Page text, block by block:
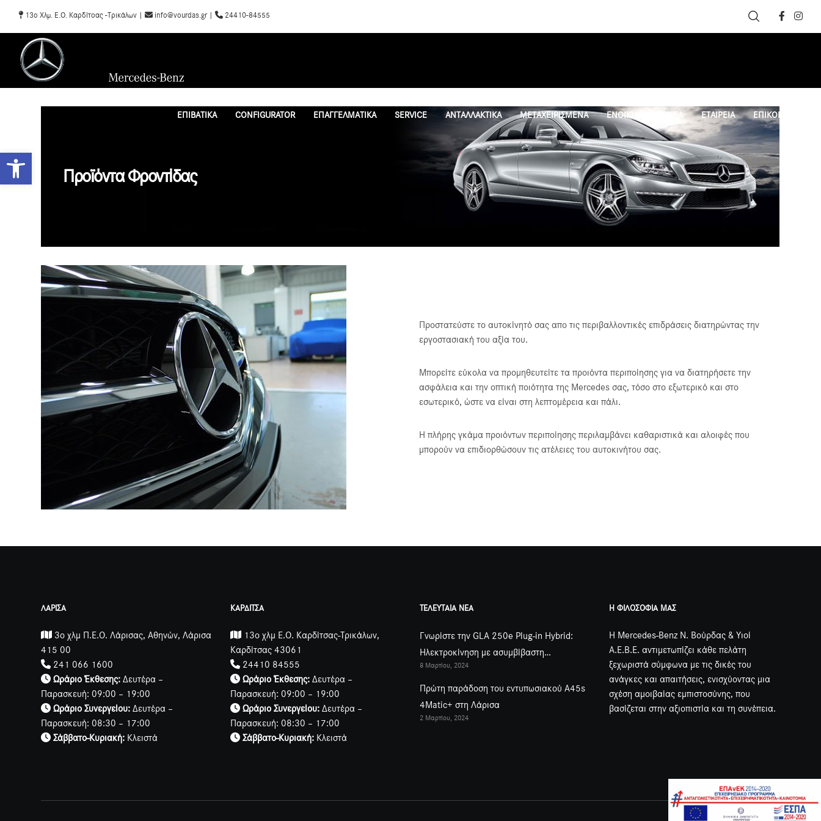
Ανοίξτε τη γραμμή εργαλείων
13o Χλμ. Ε.Ο. Καρδίτσας -Τρικάλων | info@vourdas.gr | 24410-84555
ΕΠΙΒΑΤΙΚΑ CONFIGURATOR ΕΠΑΓΓΕΛΜΑΤΙΚΑ SERVICE ΑΝΤΑΛΛΑΚΤΙΚΑ ΜΕΤΑΧΕΙΡΙΣΜΕΝΑ ΕΝΟΙΚΙΑΣΗ ΝΕΑ ΕΤΑΙΡΕΙΑ ΕΠΙΚΟΙΝΩΝΙΑ
Προϊόντα Φροντίδας
Προστατεύστε τo αυτοκίνητό σας απο τις περιβαλλοντικές επιδράσεις διατηρώντας την
εργοστασιακή του αξία του.
Μπορείτε εύκολα να προμηθευτείτε τα προιόντα περιποίησης για να διατηρήσετε την
ασφάλεια και την οπτική ποιότητα της Mercedes σας, τόσο στο εξωτερικό και στο
εσωτερικό, ώστε να είναι στη λεπτομέρεια και πάλι.
Η πλήρης γκάμα προιόντων περιποίησης περιλαμβάνει καθαριστικά και αλοιφές που
μπορούν να επιδιορθώσουν τις ατέλειες του αυτοκινήτου σας.
ΛΑΡΙΣΑ
3ο χλμ Π.Ε.Ο. Λάρισας, Αθηνών, Λάρισα
415 00
241 066 1600
Ωράριο Έκθεσης: Δευτέρα –
Παρασκευή: 09:00 – 19:00
Ωράριο Συνεργείου: Δευτέρα –
Παρασκευή: 08:30 – 17:00
Σάββατο-Κυριακή: Κλειστά
ΚΑΡΔΙΤΣΑ
13ο χλμ Ε.Ο. Καρδίτσας-Τρικάλων,
Καρδίτσας 43061
24410 84555
Ωράριο Έκθεσης: Δευτέρα –
Παρασκευή: 09:00 – 19:00
Ωράριο Συνεργείου: Δευτέρα –
Παρασκευή: 08:30 – 17:00
Σάββατο-Κυριακή: Κλειστά
ΤΕΛΕΥΤΑΙΑ ΝΕΑ
Γνωρίστε την GLA 250e Plug-in Hybrid:
Ηλεκτροκίνηση με ασυμβίβαστη
κομψότητα!
8 Μαρτίου, 2024
Πρώτη παράδοση του εντυπωσιακού A45s
4Matic+ στη Λάρισα
2 Μαρτίου, 2024
Η ΦΙΛΟΣΟΦΙΑ ΜΑΣ
Η Mercedes-Benz Ν. Βούρδας & Υιοί
Α.Ε.Β.Ε. αντιμετωπίζει κάθε πελάτη
ξεχωριστά σύμφωνα με τις δικές του
ανάγκες και απαιτήσεις, ενισχύοντας μια
σχέση αμοιβαίας εμπιστοσύνης, που
βασίζεται στην αξιοπιστία και τη συνέπεια.